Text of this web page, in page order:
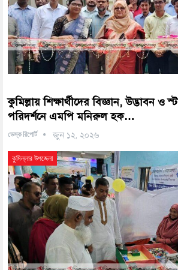
কুমিল্লায় শিক্ষার্থীদের বিজ্ঞান, উদ্ভাবন ও
পরিদর্শনে এমপি মনিরুল হক…
ডেস্ক রিপোর্ট জুন ১২, ২০২৬
কুমিল্লার উপজেলা